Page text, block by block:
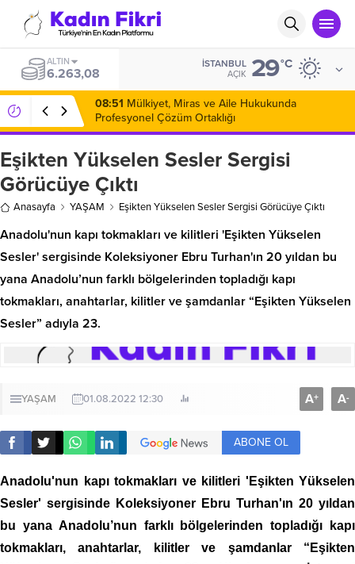
ALTIN
6.263,08
İSTANBUL
AÇIK 29°C
08:51 Mülkiyet, Miras ve Aile Hukukunda
Profesyonel Çözüm Ortaklığı
Eşikten Yükselen Sesler Sergisi
Görücüye Çıktı
Anasayfa YAŞAM Eşikten Yükselen Sesler Sergisi Görücüye Çıktı
Anadolu'nun kapı tokmakları ve kilitleri 'Eşikten Yükselen
Sesler' sergisinde Koleksiyoner Ebru Turhan'ın 20 yıldan bu
yana Anadolu’nun farklı bölgelerinden topladığı kapı
tokmakları, anahtarlar, kilitler ve şamdanlar “Eşikten Yükselen
Sesler” adıyla 23.
YAŞAM 01.08.2022 12:30 A+ A-
ABONE OL
Anadolu'nun kapı tokmakları ve kilitleri 'Eşikten Yükselen
Sesler' sergisinde Koleksiyoner Ebru Turhan'ın 20 yıldan
bu yana Anadolu’nun farklı bölgelerinden topladığı kapı
tokmakları, anahtarlar, kilitler ve şamdanlar “Eşikten